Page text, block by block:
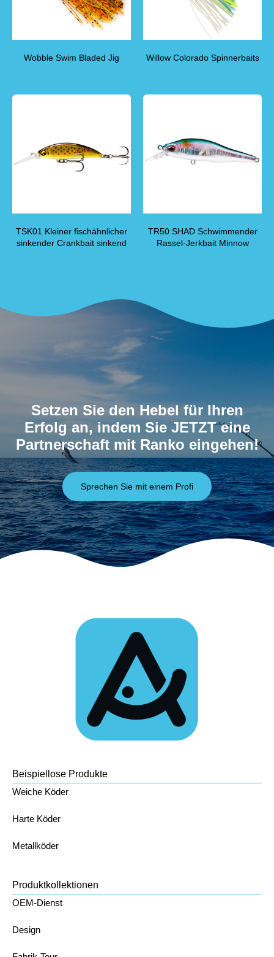
Wobble Swim Bladed Jig Willow Colorado Spinnerbaits
TSK01 Kleiner fischähnlicher
sinkender Crankbait sinkend
TR50 SHAD Schwimmender
Rassel-Jerkbait Minnow
Setzen Sie den Hebel für Ihren
Erfolg an, indem Sie JETZT eine
Partnerschaft mit Ranko eingehen!
Sprechen Sie mit einem Profi
Beispiellose Produkte
Weiche Köder
Harte Köder
Metallköder
Produktkollektionen
OEM-Dienst
Design